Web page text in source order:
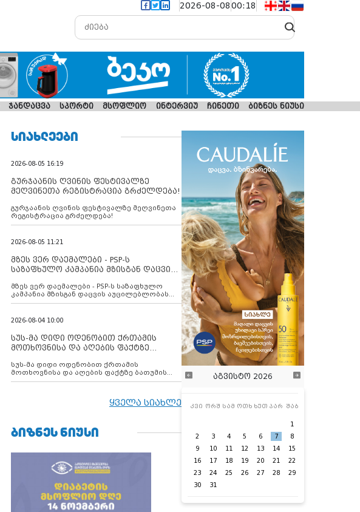
2026-08-0800:18
ჯანდაცვა სპორტი მსოფლიო ინტერვიუ ჩინეთი ბიზნეს ნიუსი
ᲡᲘᲐᲮᲚᲔᲔᲑᲘ
2026-08-05 16:19
გურჯაანის ღვინის ფესტივალზე
მეღვინეთა რეგისტრაცია გრძელდება!
გურჯაანის ღვინის ფესტივალზე მეღვინეთა
რეგისტრაცია გრძელდება!
2026-08-05 11:21
მზეს ვერ დაემალები - PSP-ს
საზაფხულო კამპანია მზისგან დაცვის
მზეს ვერ დაემალები - PSP-ს საზაფხულო
კამპანია მზისგან დაცვის აუცილებლობას
გვახსენებს
2026-08-04 10:00
სუს-მა დიდი ოდენობით ქრთამის
მოთხოვნისა და აღების ფაქტზე
დააკავა
სუს-მა დიდი ოდენობით ქრთამის
მოთხოვნისა და აღების ფაქტზე ბათუმის
მერიის თანამშრომელი დააკავა
ყველა სიახლე
ᲑᲘᲖᲜᲔᲡ ᲜᲘᲣᲡᲘ
აგვისტო 2026
კვი ორშ სამ ოთხ ხუთ პარ შაბ
1
2
3 4 5 6 7
8
9
10 11 12 13 14
15
16
17 18 19 20 21
22
23
24 25 26 27 28
29
30
31